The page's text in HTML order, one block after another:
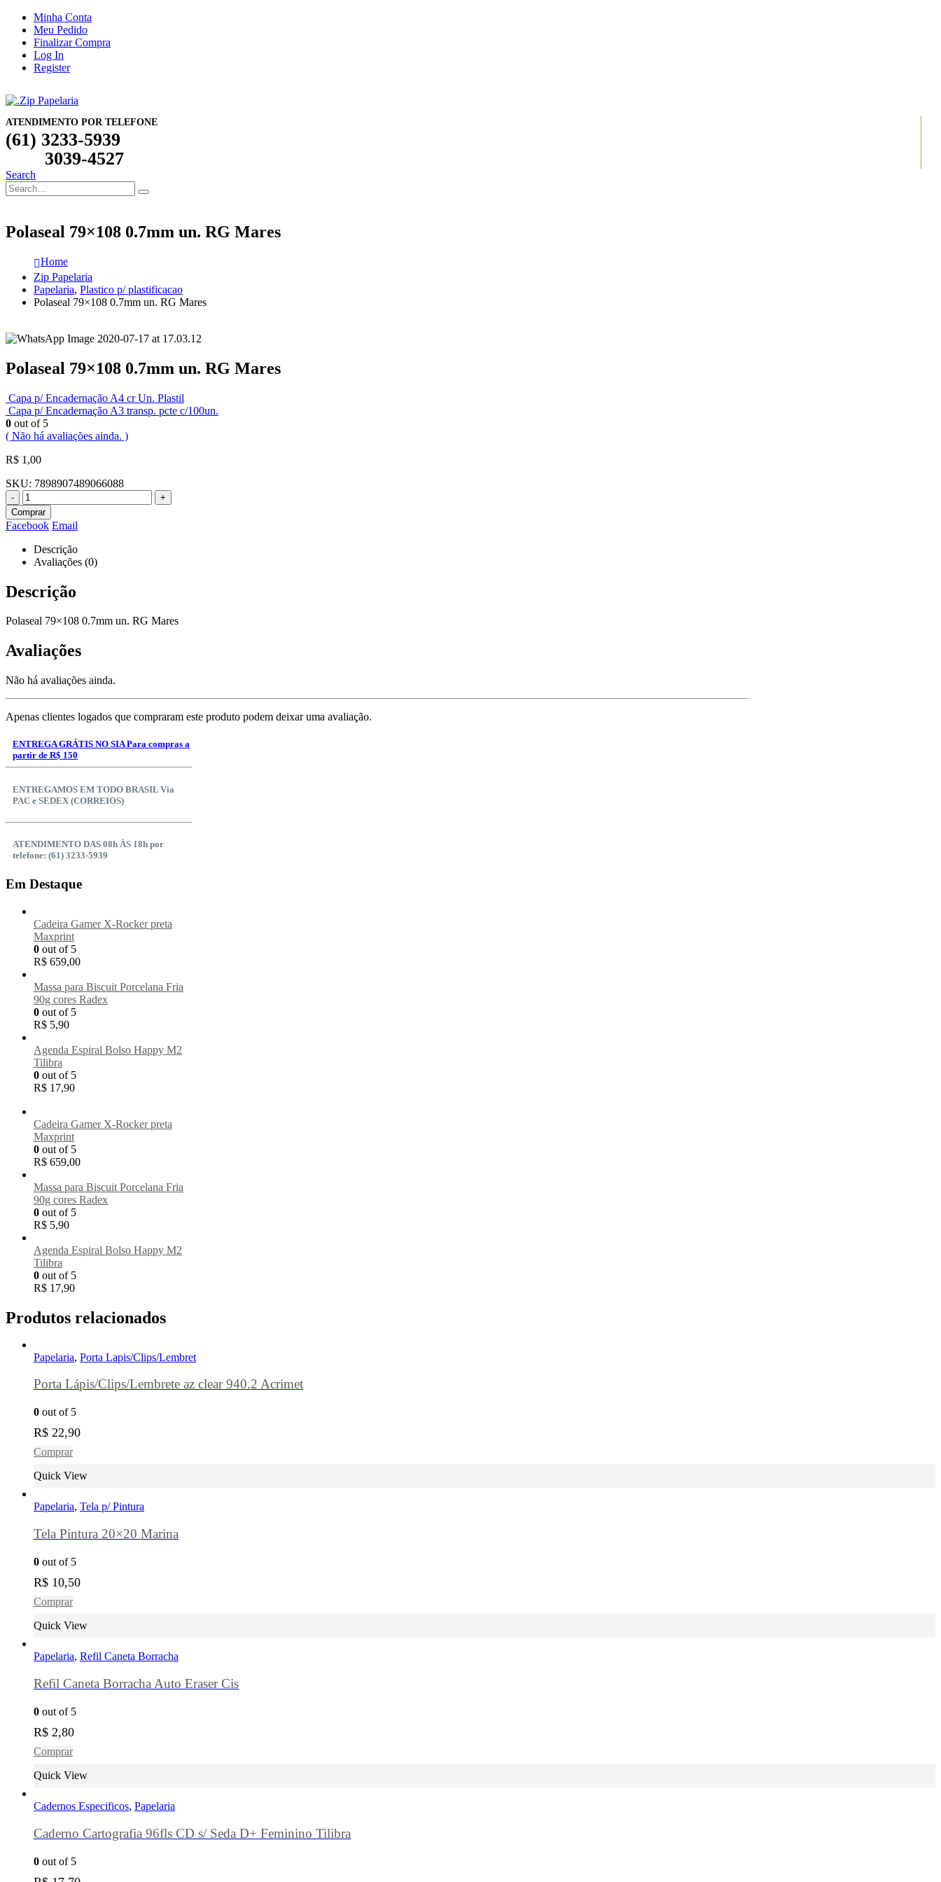
Minha Conta
Meu Pedido
Finalizar Compra
Log In
Register
ATENDIMENTO POR TELEFONE
(61) 3233-5939
3039-4527
Search
Polaseal 79×108 0.7mm un. RG Mares
Home
Zip Papelaria
Papelaria, Plastico p/ plastificacao
Polaseal 79×108 0.7mm un. RG Mares
Polaseal 79×108 0.7mm un. RG Mares
Capa p/ Encadernação A4 cr Un. Plastil
Capa p/ Encadernação A3 transp. pcte c/100un.
0 out of 5
( Não há avaliações ainda. )
R$ 1,00
SKU: 7898907489066088
-
+
Comprar
Facebook Email
Descrição
Avaliações (0)
Descrição
Polaseal 79×108 0.7mm un. RG Mares
Avaliações
Não há avaliações ainda.
Apenas clientes logados que compraram este produto podem deixar uma avaliação.
ENTREGA GRÁTIS NO SIA Para compras a
partir de R$ 150
ENTREGAMOS EM TODO BRASIL Via
PAC e SEDEX (CORREIOS)
ATENDIMENTO DAS 08h ÀS 18h por
telefone: (61) 3233-5939
Em Destaque
Cadeira Gamer X-Rocker preta
Maxprint
0 out of 5
R$ 659,00
Massa para Biscuit Porcelana Fria
90g cores Radex
0 out of 5
R$ 5,90
Agenda Espiral Bolso Happy M2
Tilibra
0 out of 5
R$ 17,90
Cadeira Gamer X-Rocker preta
Maxprint
0 out of 5
R$ 659,00
Massa para Biscuit Porcelana Fria
90g cores Radex
0 out of 5
R$ 5,90
Agenda Espiral Bolso Happy M2
Tilibra
0 out of 5
R$ 17,90
Produtos relacionados
Papelaria, Porta Lapis/Clips/Lembret
Porta Lápis/Clips/Lembrete az clear 940.2 Acrimet
0 out of 5
R$ 22,90
Comprar
Quick View
Papelaria, Tela p/ Pintura
Tela Pintura 20×20 Marina
0 out of 5
R$ 10,50
Comprar
Quick View
Papelaria, Refil Caneta Borracha
Refil Caneta Borracha Auto Eraser Cis
0 out of 5
R$ 2,80
Comprar
Quick View
Cadernos Especificos, Papelaria
Caderno Cartografia 96fls CD s/ Seda D+ Feminino Tilibra
0 out of 5